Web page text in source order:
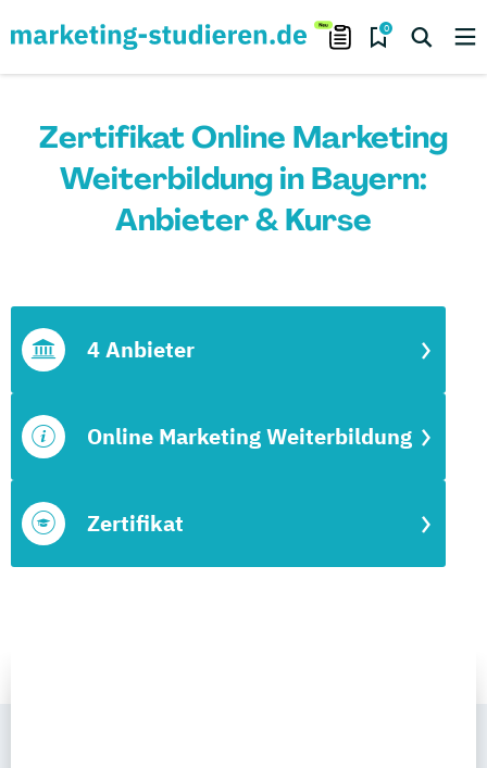
0
Zertifikat Online Marketing
Weiterbildung in Bayern:
Anbieter & Kurse
Zertifikat
Online Marketing Weiterbildung
4 Anbieter